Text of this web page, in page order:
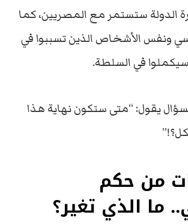
الدولة ستستمر مع المصريين، كما
ونفس الأشخاص الذين تسببوا في
في السلطة.
يقول: “متى ستكون نهاية هذا
من حكم
ما الذي تغير؟